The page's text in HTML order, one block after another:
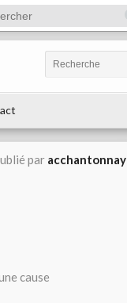
par acchantonnay
cause